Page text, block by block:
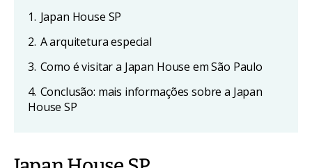
1. Japan House SP
2. A arquitetura especial
3. Como é visitar a Japan House em São Paulo
4. Conclusão: mais informações sobre a Japan
House SP